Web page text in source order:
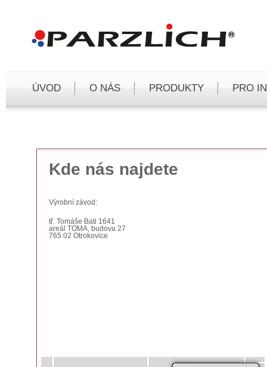
ÚVOD O NÁS PRODUKTY PRO
Kde nás najdete
Výrobní závod:
tř. Tomáše Bati 1641
areál TOMA, budova 27
765 02 Otrokovice